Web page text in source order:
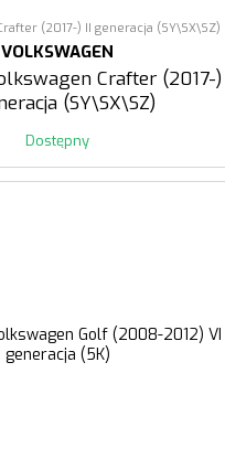
(2017-) II generacja (SY\SX\SZ)
VOLKSWAGEN
Crafter (2017-)
(SY\SX\SZ)
Dostępny